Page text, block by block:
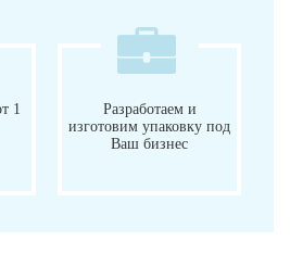
1
Разработаем и
изготовим упаковку под
Ваш бизнес